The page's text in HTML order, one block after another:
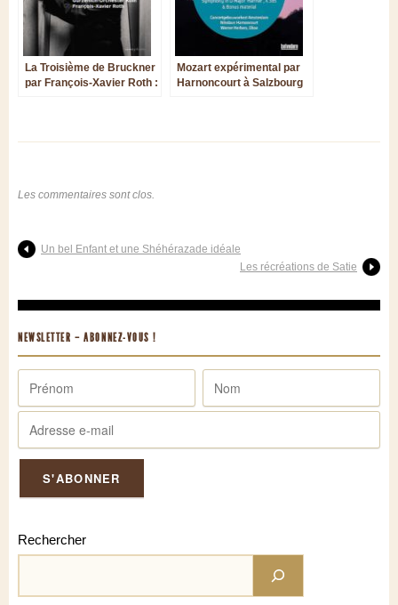
La Troisième de Bruckner
par François-Xavier Roth :
Mozart expérimental par
Harnoncourt à Salzbourg
Les commentaires sont clos.
Un bel Enfant et une Shéhérazade idéale
Les récréations de Satie
NEWSLETTER – ABONNEZ-VOUS !
Rechercher